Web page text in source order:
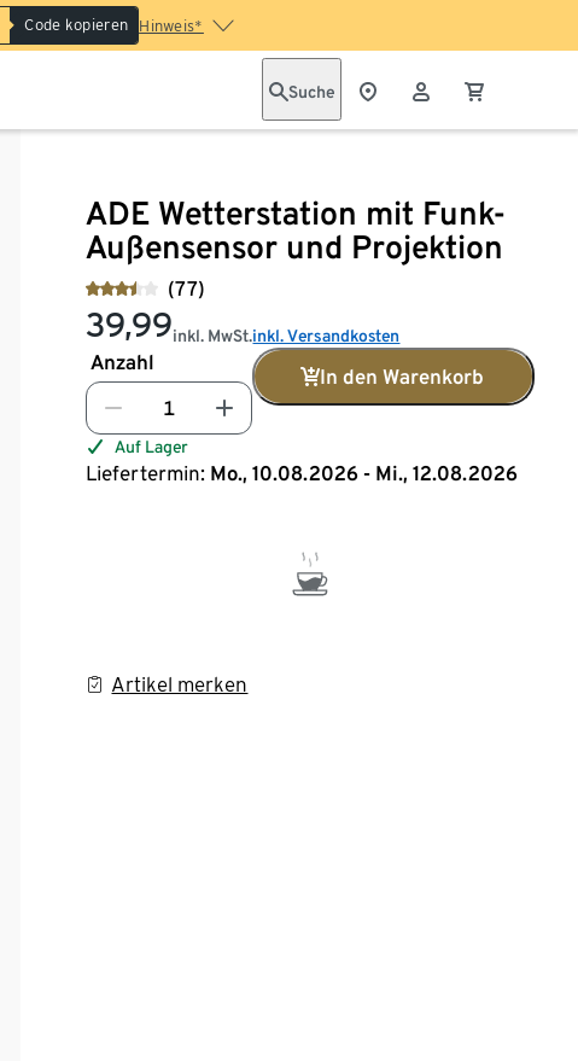
Code kopieren Hinweis*
Suche
ADE Wetterstation mit Funk-
Außensensor und Projektion
(77)
39,99inkl. MwSt.inkl. Versandkosten
Anzahl
In den Warenkorb
Auf Lager
Liefertermin: Mo., 10.08.2026 - Mi., 12.08.2026
Artikel merken